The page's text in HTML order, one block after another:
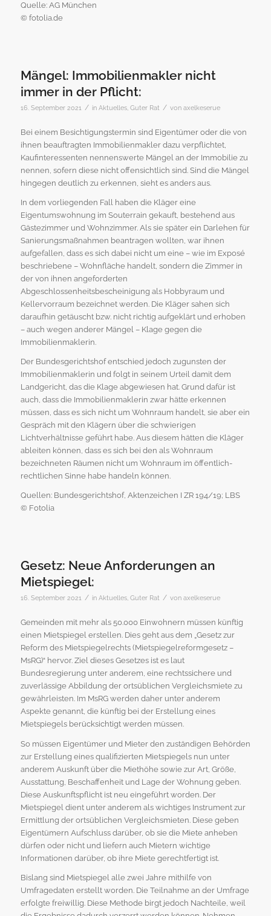
Quelle: AG München
© fotolia.de
Mängel: Immobilienmakler nicht
immer in der Pflicht:
16. September 2021 / in Aktuelles, Guter Rat / von axelkeserue
Bei einem Besichtigungstermin sind Eigentümer oder die von
ihnen beauftragten Immobilienmakler dazu verpflichtet,
Kaufinteressenten nennenswerte Mängel an der Immobilie zu
nennen, sofern diese nicht offensichtlich sind. Sind die Mängel
hingegen deutlich zu erkennen, sieht es anders aus.
In dem vorliegenden Fall haben die Kläger eine
Eigentumswohnung im Souterrain gekauft, bestehend aus
Gästezimmer und Wohnzimmer. Als sie später ein Darlehen für
Sanierungsmaßnahmen beantragen wollten, war ihnen
aufgefallen, dass es sich dabei nicht um eine – wie im Exposé
beschriebene – Wohnfläche handelt, sondern die Zimmer in
der von ihnen angeforderten
Abgeschlossenheitsbescheinigung als Hobbyraum und
Kellervorraum bezeichnet werden. Die Kläger sahen sich
daraufhin getäuscht bzw. nicht richtig aufgeklärt und erhoben
– auch wegen anderer Mängel – Klage gegen die
Immobilienmaklerin.
Der Bundesgerichtshof entschied jedoch zugunsten der
Immobilienmaklerin und folgt in seinem Urteil damit dem
Landgericht, das die Klage abgewiesen hat. Grund dafür ist
auch, dass die Immobilienmaklerin zwar hätte erkennen
müssen, dass es sich nicht um Wohnraum handelt, sie aber ein
Gespräch mit den Klägern über die schwierigen
Lichtverhältnisse geführt habe. Aus diesem hätten die Kläger
ableiten können, dass es sich bei den als Wohnraum
bezeichneten Räumen nicht um Wohnraum im öffentlich-
rechtlichen Sinne habe handeln können.
Quellen: Bundesgerichtshof, Aktenzeichen I ZR 194/19; LBS
© Fotolia
Gesetz: Neue Anforderungen an
Mietspiegel:
16. September 2021 / in Aktuelles, Guter Rat / von axelkeserue
Gemeinden mit mehr als 50.000 Einwohnern müssen künftig
einen Mietspiegel erstellen. Dies geht aus dem „Gesetz zur
Reform des Mietspiegelrechts (Mietspiegelreformgesetz –
MsRG)“ hervor. Ziel dieses Gesetzes ist es laut
Bundesregierung unter anderem, eine rechtssichere und
zuverlässige Abbildung der ortsüblichen Vergleichsmiete zu
gewährleisten. Im MsRG werden daher unter anderem
Aspekte genannt, die künftig bei der Erstellung eines
Mietspiegels berücksichtigt werden müssen.
So müssen Eigentümer und Mieter den zuständigen Behörden
zur Erstellung eines qualifizierten Mietspiegels nun unter
anderem Auskunft über die Miethöhe sowie zur Art, Größe,
Ausstattung, Beschaffenheit und Lage der Wohnung geben.
Diese Auskunftspflicht ist neu eingeführt worden. Der
Mietspiegel dient unter anderem als wichtiges Instrument zur
Ermittlung der ortsüblichen Vergleichsmieten. Diese geben
Eigentümern Aufschluss darüber, ob sie die Miete anheben
dürfen oder nicht und liefern auch Mietern wichtige
Informationen darüber, ob ihre Miete gerechtfertigt ist.
Bislang sind Mietspiegel alle zwei Jahre mithilfe von
Umfragedaten erstellt worden. Die Teilnahme an der Umfrage
erfolgte freiwillig. Diese Methode birgt jedoch Nachteile, weil